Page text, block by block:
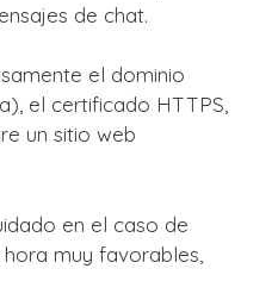
de chat.
el dominio
el certificado HTTPS,
un sitio web
en el caso de
muy favorables,